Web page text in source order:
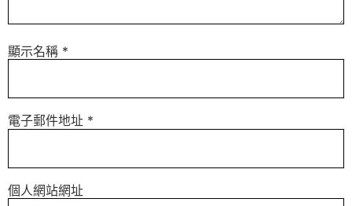
顯示名稱 *
電子郵件地址 *
個人網站網址